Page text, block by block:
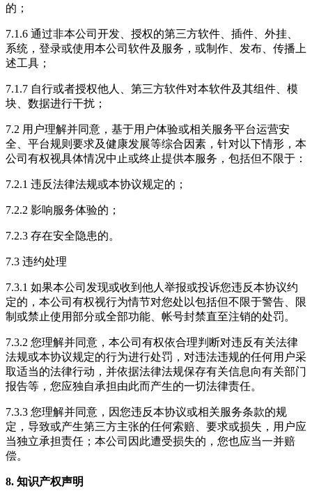
的；
7.1.6 通过非本公司开发、授权的第三方软件、插件、外挂、
系统，登录或使用本公司软件及服务，或制作、发布、传播上
述工具；
7.1.7 自行或者授权他人、第三方软件对本软件及其组件、模
块、数据进行干扰；
7.2 用户理解并同意，基于用户体验或相关服务平台运营安
全、平台规则要求及健康发展等综合因素，针对以下情形，本
公司有权视具体情况中止或终止提供本服务，包括但不限于：
7.2.1 违反法律法规或本协议规定的；
7.2.2 影响服务体验的；
7.2.3 存在安全隐患的。
7.3 违约处理
7.3.1 如果本公司发现或收到他人举报或投诉您违反本协议约
定的，本公司有权视行为情节对您处以包括但不限于警告、限
制或禁止使用部分或全部功能、帐号封禁直至注销的处罚。
7.3.2 您理解并同意，本公司有权依合理判断对违反有关法律
法规或本协议规定的行为进行处罚，对违法违规的任何用户采
取适当的法律行动，并依据法律法规保存有关信息向有关部门
报告等，您应独自承担由此而产生的一切法律责任。
7.3.3 您理解并同意，因您违反本协议或相关服务条款的规
定，导致或产生第三方主张的任何索赔、要求或损失，用户应
当独立承担责任；本公司因此遭受损失的，您也应当一并赔
偿。
8. 知识产权声明